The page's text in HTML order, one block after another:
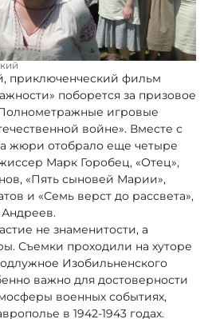
приключенческий фильм
поборется за призовое
игровые
войне». Вместе с
жюри отобрало еще четыре
Марк Горобец, «Отец»,
«Пять сыновей Марии»,
и «Семь верст до рассвета»,
не знаменитости, а
Съемки проходили на хуторе
Изобильненского
важно для достоверности
военных событиях,
в 1942-1943 годах.